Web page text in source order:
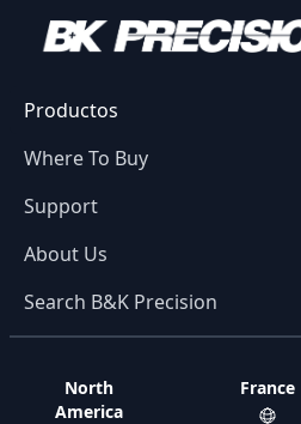
Productos
Where To Buy
Support
About Us
Search B&K Precision
North
America
France